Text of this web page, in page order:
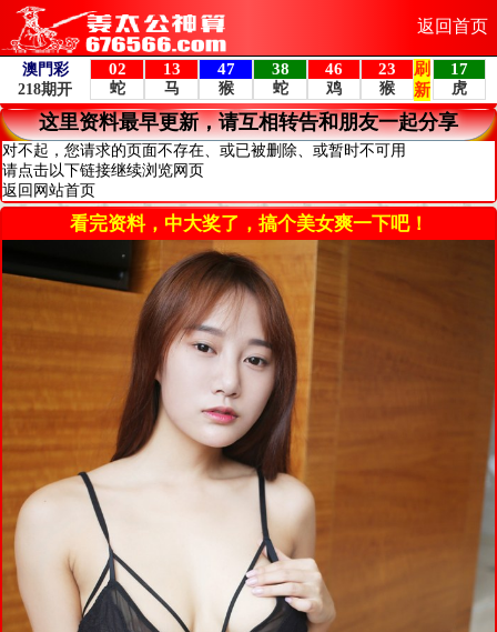
返回首页
这里资料最早更新，请互相转告和朋友一起分享
对不起，您请求的页面不存在、或已被删除、或暂时不可用
请点击以下链接继续浏览网页
返回网站首页
看完资料，中大奖了，搞个美女爽一下吧！